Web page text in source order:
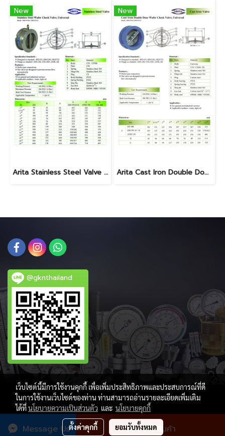
สั่งซื้อสินค้า
Message Us
New
Arita Stainless Steel Valve Spring Check Valve, BSPT
New
Arita Cast Iron Double Door Wafer Check Valve, Universal
@gknthailand
ผู้เข้าชมวันนี้ 322
เว็บไซต์นี้มีการใช้งานคุกกี้ เพื่อเพิ่มประสิทธิภาพและประสบการณ์ที่ดี
ในการใช้งานเว็บไซต์ของท่าน ท่านสามารถอ่านรายละเอียดเพิ่มเติม
ได้ที่นโยบายความเป็นส่วนตัว และ นโยบายคุกกี้
ตั้งค่าคุกกี้ ยอมรับทั้งหมด